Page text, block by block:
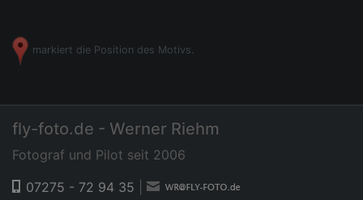
markiert die Position des Motivs.
fly-foto.de - Werner Riehm
Fotograf und Pilot seit 2006
07275 - 72 94 35